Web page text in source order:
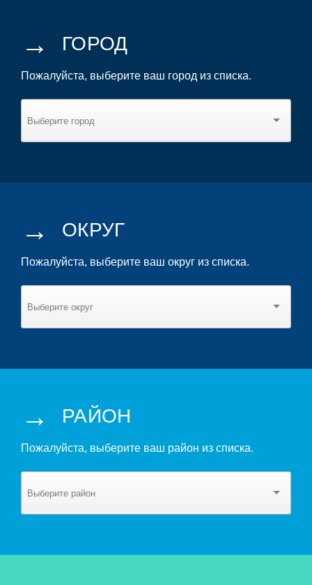
→ ГОРОД
Пожалуйста, выберите ваш город из списка.
→ ОКРУГ
Пожалуйста, выберите ваш округ из списка.
→ РАЙОН
Пожалуйста, выберите ваш район из списка.